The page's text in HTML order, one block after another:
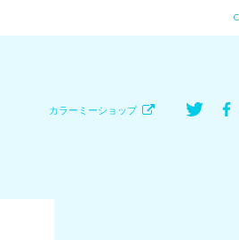
カラーミーショップ